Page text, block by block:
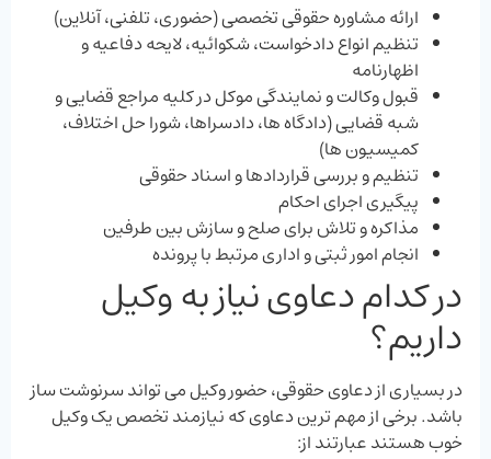
ارائه مشاوره حقوقی تخصصی (حضوری، تلفنی، آنلاین)
تنظیم انواع دادخواست، شکوائیه، لایحه دفاعیه و
اظهارنامه
قبول وکالت و نمایندگی موکل در کلیه مراجع قضایی و
شبه قضایی (دادگاه‌ ها، دادسراها، شورا حل اختلاف،
کمیسیون ‌ها)
تنظیم و بررسی قراردادها و اسناد حقوقی
پیگیری اجرای احکام
مذاکره و تلاش برای صلح و سازش بین طرفین
انجام امور ثبتی و اداری مرتبط با پرونده
در کدام دعاوی نیاز به وکیل
داریم؟
در بسیاری از دعاوی حقوقی، حضور وکیل می ‌تواند سرنوشت‌ ساز
باشد. برخی از مهم‌ ترین دعاوی که نیازمند تخصص یک وکیل
خوب هستند عبارتند از: